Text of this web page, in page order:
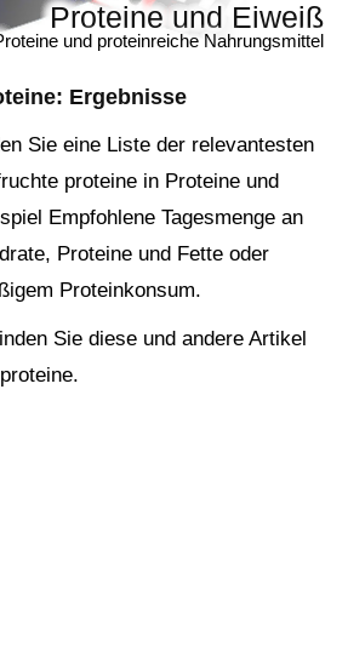
: Ergebnisse
Proteine und Eiweiß
und proteinreiche Nahrungsmittel
Sie eine Liste der relevantesten
proteine in Proteine und
Empfohlene Tagesmenge an
Proteine und Fette oder
Proteinkonsum.
Sie diese und andere Artikel